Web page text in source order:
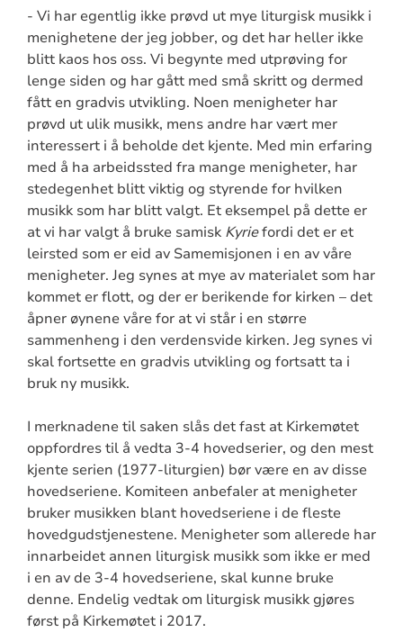
- Vi har egentlig ikke prøvd ut mye liturgisk musikk i
menighetene der jeg jobber, og det har heller ikke
blitt kaos hos oss. Vi begynte med utprøving for
lenge siden og har gått med små skritt og dermed
fått en gradvis utvikling. Noen menigheter har
prøvd ut ulik musikk, mens andre har vært mer
interessert i å beholde det kjente. Med min erfaring
med å ha arbeidssted fra mange menigheter, har
stedegenhet blitt viktig og styrende for hvilken
musikk som har blitt valgt. Et eksempel på dette er
at vi har valgt å bruke samisk Kyriefordi det er et
leirsted som er eid av Samemisjonen i en av våre
menigheter. Jeg synes at mye av materialet som har
kommet er flott, og der er berikende for kirken – det
åpner øynene våre for at vi står i en større
sammenheng i den verdensvide kirken. Jeg synes vi
skal fortsette en gradvis utvikling og fortsatt ta i
bruk ny musikk.
I merknadene til saken slås det fast at Kirkemøtet
oppfordres til å vedta 3-4 hovedserier, og den mest
kjente serien (1977-liturgien) bør være en av disse
hovedseriene. Komiteen anbefaler at menigheter
bruker musikken blant hovedseriene i de fleste
hovedgudstjenestene. Menigheter som allerede har
innarbeidet annen liturgisk musikk som ikke er med
i en av de 3-4 hovedseriene, skal kunne bruke
denne. Endelig vedtak om liturgisk musikk gjøres
først på Kirkemøtet i 2017.